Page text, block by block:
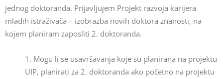
jednog doktoranda. Prijavljujem Projekt razvoja karijera
mladih istraživača – izobrazba novih doktora znanosti, na
kojem planiram zaposliti 2. doktoranda.
1. Mogu li se usavršavanja koje su planirana na projektu
UIP, planirati za 2. doktoranda ako početno na projektu